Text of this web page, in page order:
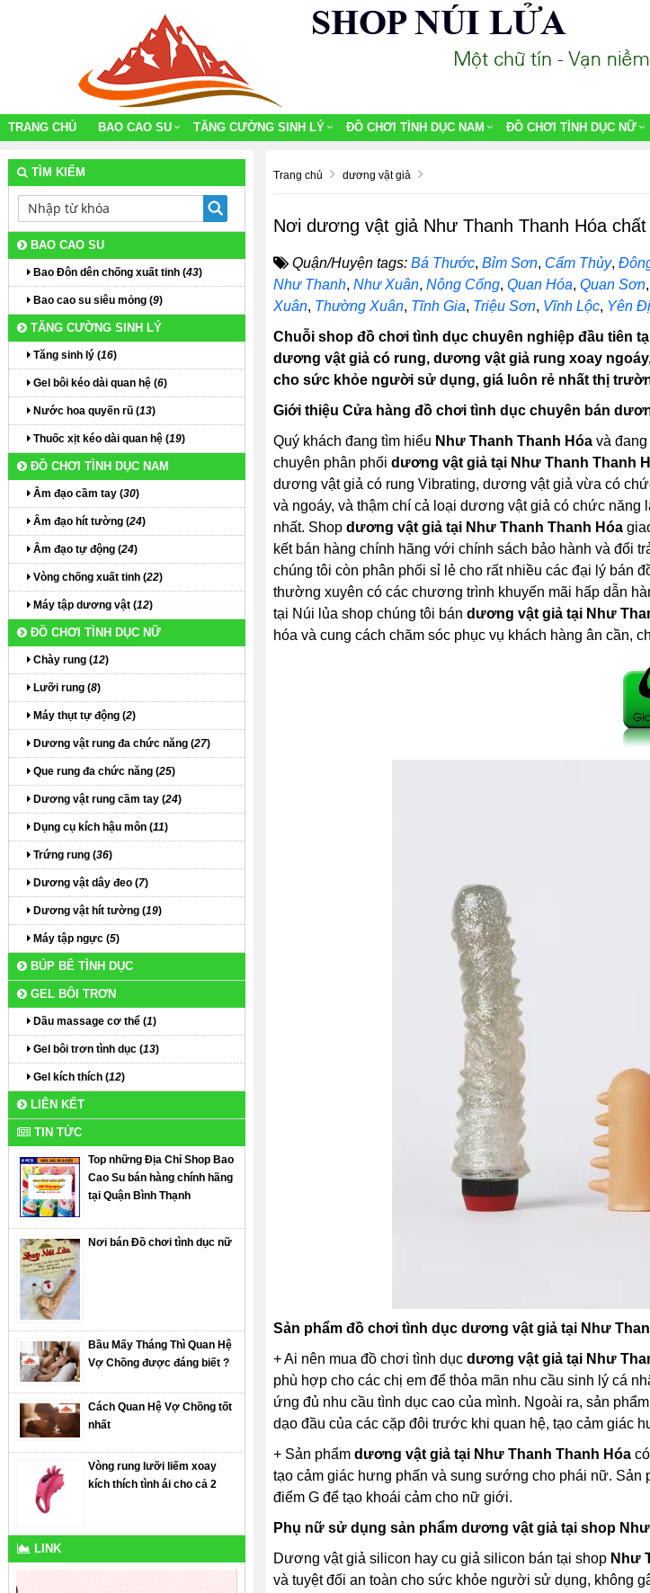
TRANG CHỦ BAO CAO SU TĂNG CƯỜNG SINH LÝ ĐỒ CHƠI TÌNH DỤC NAM ĐỒ CHƠI TÌNH DỤC NỮ
Trang chủ dương vật giả
Nơi dương vật giả Như Thanh Thanh Hóa
Quận/Huyện tags: Bá Thước, Bỉm Sơn, Cẩm Thủy,
Như Thanh, Như Xuân, Nông Cống, Quan Hóa, Quan Sơn,
Xuân, Thường Xuân, Tĩnh Gia, Triệu Sơn, Vĩnh Lộc, Yên
Chuỗi shop đồ chơi tình dục chuyên nghiệp đầu tiên
dương vật giả có rung, dương vật giả rung xoay
cho sức khỏe người sử dụng, giá luôn rẻ nhất thị
Giới thiệu Cửa hàng đồ chơi tình dục chuyên bán
Quý khách đang tìm hiểu Như Thanh Thanh Hóavà đang
chuyên phân phối dương vật giả tại Như Thanh Thanh
dương vật giả có rung Vibrating, dương vật giả vừa có
và ngoáy, và thậm chí cả loại dương vật giả có chức
nhất. Shop dương vật giả tại Như Thanh Thanh Hóa
kết bán hàng chính hãng với chính sách bảo hành và đổi
chúng tôi còn phân phối sỉ lẻ cho rất nhiều các đại lý bán
thường xuyên có các chương trình khuyến mãi hấp dẫn
tại Núi lủa shop chúng tôi bán dương vật giả tại Như
hóa và cung cách chăm sóc phục vụ khách hàng ân cần,
Sản phẩm đồ chơi tình dục dương vật giả tại Như
+ Ai nên mua đồ chơi tình dục dương vật giả tại Như
phù hợp cho các chị em để thỏa mãn nhu cầu sinh lý cá
ứng đủ nhu cầu tình dục cao của mình. Ngoài ra, sản phẩm
dạo đầu của các cặp đôi trước khi quan hệ, tạo cảm giác
+ Sản phẩm dương vật giả tại Như Thanh Thanh Hóacó
tạo cảm giác hưng phấn và sung sướng cho phái nữ. Sản
điểm G để tạo khoái cảm cho nữ giới.
Phụ nữ sử dụng sản phẩm dương vật giả tại shop
Dương vật giả silicon hay cu giả silicon bán tại shop Như
và tuyệt đối an toàn cho sức khỏe người sử dụng, không
TÌM KIẾM
BAO CAO SU
Bao Đôn dên chống xuất tinh (43)
Bao cao su siêu mỏng (9)
TĂNG CƯỜNG SINH LÝ
Tăng sinh lý (16)
Gel bôi kéo dài quan hệ (6)
Nước hoa quyến rũ (13)
Thuốc xịt kéo dài quan hệ (19)
ĐỒ CHƠI TÌNH DỤC NAM
Âm đạo cầm tay (30)
Âm đạo hít tường (24)
Âm đạo tự động (24)
Vòng chống xuất tinh (22)
Máy tập dương vật (12)
ĐỒ CHƠI TÌNH DỤC NỮ
Chày rung (12)
Lưỡi rung (8)
Máy thụt tự động (2)
Dương vật rung đa chức năng (27)
Que rung đa chức năng (25)
Dương vật rung cầm tay (24)
Dụng cụ kích hậu môn (11)
Trứng rung (36)
Dương vật dây đeo (7)
Dương vật hít tường (19)
Máy tập ngực (5)
BÚP BÊ TÌNH DỤC
GEL BÔI TRƠN
Dầu massage cơ thể (1)
Gel bôi trơn tình dục (13)
Gel kích thích (12)
LIÊN KẾT
TIN TỨC
Top những Địa Chỉ Shop Bao
Cao Su bán hàng chính hãng
tại Quận Bình Thạnh
Nơi bán Đồ chơi tình dục nữ
Bầu Mấy Tháng Thì Quan Hệ
Vợ Chồng được đáng biết ?
Cách Quan Hệ Vợ Chồng tốt
nhất
Vòng rung lưỡi liếm xoay
kích thích tình ái cho cả 2
LINK